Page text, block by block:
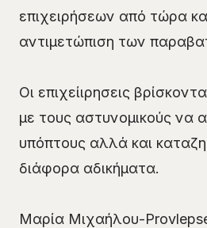
επιχειρήσεων από τώρα
αντιμετώπιση των
Οι επιχείιρησεις
με τους αστυνομικούς να
υπόπτους αλλά και
διάφορα αδικήματα.
Μαρία Μιχαήλου-